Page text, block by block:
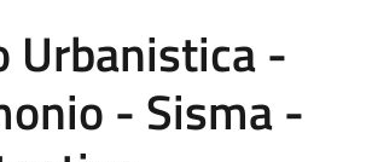
Urbanistica -
- Sisma -